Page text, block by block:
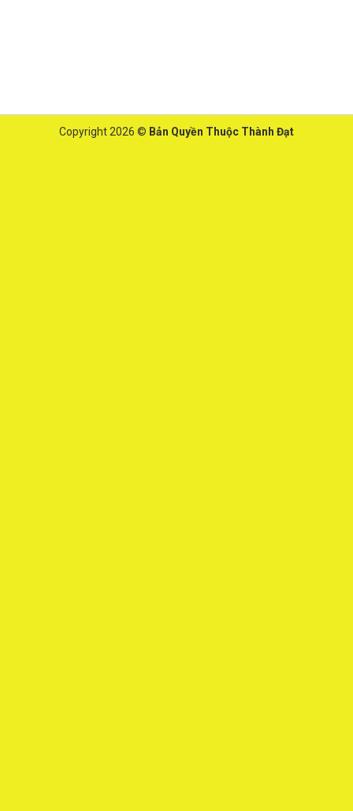
Copyright 2026 © Bản Quyền Thuộc Thành Đạt